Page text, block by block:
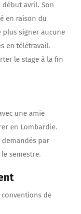
début avril. Son
en raison du
plus signer aucune
en télétravail.
le stage à la fin
une amie
en Lombardie.
demandés par
semestre.
conventions de